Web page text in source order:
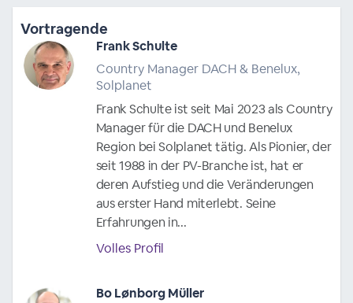
Vortragende
Frank Schulte
Country Manager DACH & Benelux,
Solplanet
Frank Schulte ist seit Mai 2023 als Country
Manager für die DACH und Benelux
Region bei Solplanet tätig. Als Pionier, der
seit 1988 in der PV-Branche ist, hat er
deren Aufstieg und die Veränderungen
aus erster Hand miterlebt. Seine
Erfahrungen in...
Volles Profil
Bo Lønborg Müller